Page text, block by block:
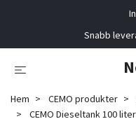
Snabb
Hem CEMO produkter
CEMO Dieseltank 100